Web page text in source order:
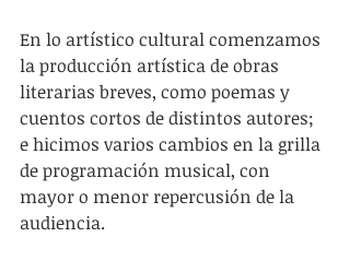
En lo artístico cultural comenzamos
la producción artística de obras
literarias breves, como poemas y
cuentos cortos de distintos autores;
e hicimos varios cambios en la grilla
de programación musical, con
mayor o menor repercusión de la
audiencia.